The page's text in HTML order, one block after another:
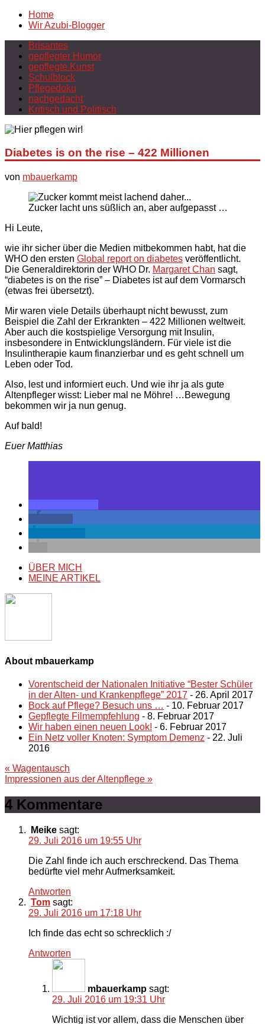
Zum
Inhalt
Home
Wir Azubi-Blogger
Hier pflegen wir!
Als Pflegeazubis der Caritas bloggen wir über unsere
Erfahrungen aus der Ausbildung zum examinierten
Altenpfleger
Brisantes
gepflegter Humor
gepflegte Kunst
Schulblock
Pflegedoku
nachgedacht
Kritisch und Politisch
Diabetes is on the rise – 422 Millionen
von mbauerkamp
Zucker lacht uns süßlich an, aber aufgepasst …
Hi Leute,
wie ihr sicher über die Medien mitbekommen habt, hat die
WHO den ersten Global report on diabetes veröffentlicht.
Die Generaldirektorin der WHO Dr. Margaret Chan sagt,
“diabetes is on the rise” – Diabetes ist auf dem Vormarsch
(etwas frei übersetzt).
Mir waren viele Details überhaupt nicht bewusst, zum
Beispiel die Zahl der Erkrankten – 422 Millionen weltweit.
Aber auch die kostspielige Versorgung mit Insulin,
insbesondere in Entwicklungsländern. Für viele ist die
Insulintherapie kaum finanzierbar und es geht schnell um
Leben oder Tod.
Also, lest und informiert euch. Und wie ihr ja als gute
Altenpfleger wisst: Lieber mal ne Möhre! …Bewegung
bekommen wir ja nun genug.
Auf bald!
Euer Matthias
ÜBER MICH
MEINE ARTIKEL
About mbauerkamp
Vorentscheid der Nationalen Initiative “Bester Schüler
in der Alten- und Krankenpflege” 2017 - 26. April 2017
Bock auf Pflege? Besuch uns … - 10. Februar 2017
Gepflegte Filmempfehlung - 8. Februar 2017
Wir haben einen neuen Look! - 6. Februar 2017
Ein Netz voller Knoten: Symptom Demenz - 22. Juli
2016
Beitragsnavigation
« Wagentausch
Impressionen aus der Altenpflege »
4 Kommentare
Meike sagt:
29. Juli 2016 um 19:55 Uhr
Die Zahl finde ich auch erschreckend. Das Thema
bedürfte viel mehr Aufmerksamkeit.
Antworten
Tom sagt:
29. Juli 2016 um 17:18 Uhr
Ich finde das echt so schrecklich :/
Antworten
mbauerkamp sagt:
29. Juli 2016 um 19:31 Uhr
Wichtig ist vor allem, dass die Menschen über